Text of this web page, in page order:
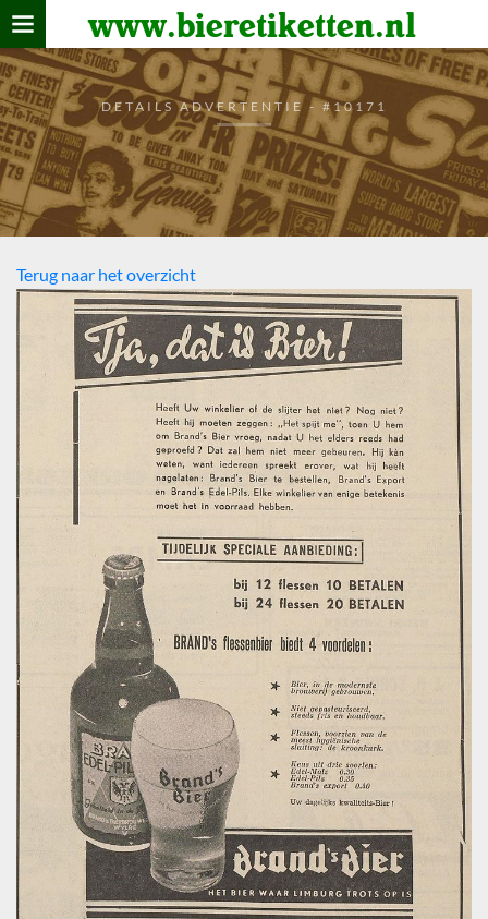
www.bieretiketten.nl
Home
verzamelen
De bierkaart
Bezoekers
DETAILS ADVERTENTIE - #10171
Terug naar het overzicht